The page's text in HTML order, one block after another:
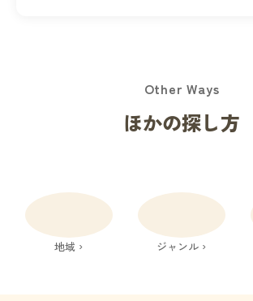
Other Ways
ほかの探し方
地域 › ジャンル ›